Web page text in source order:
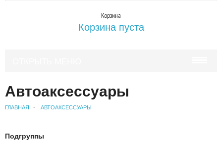
Корзина
Корзина пуста
УХОД ЗА ВОЛОСАМИ
Автоаксессуары
ГЛАВНАЯ АВТОАКСЕССУАРЫ
Подгруппы